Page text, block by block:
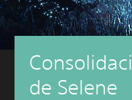
de Selene